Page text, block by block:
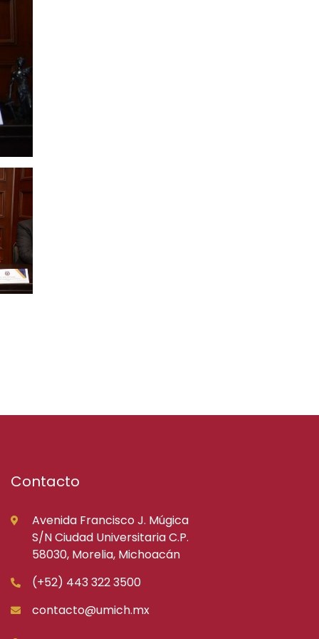
Contacto
Avenida Francisco J. Múgica
S/N Ciudad Universitaria C.P.
58030, Morelia, Michoacán
(+52) 443 322 3500
contacto@umich.mx